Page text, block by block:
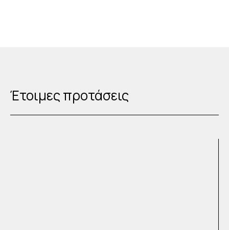
Έτοιμες προτάσεις